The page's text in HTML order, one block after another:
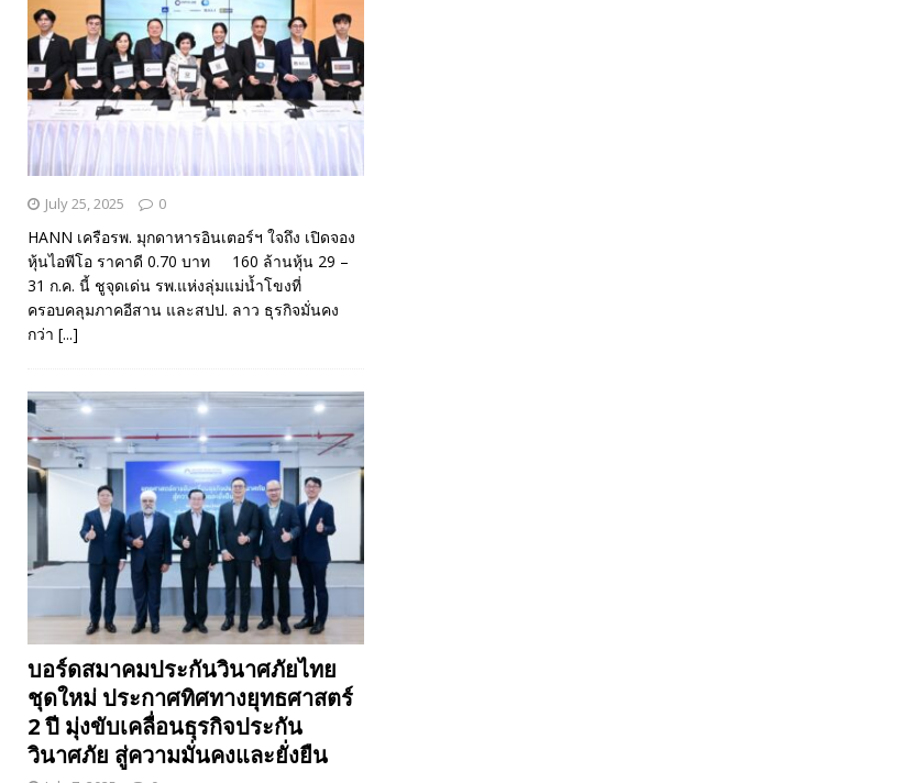
July 25, 2025 0
HANN เครือรพ. มุกดาหารอินเตอร์ฯ ใจถึง เปิดจอง
หุ้นไอพีโอ ราคาดี 0.70 บาท 160 ล้านหุ้น 29 –
31 ก.ค. นี้ ชูจุดเด่น รพ.แห่งลุ่มแม่น้ำโขงที่
ครอบคลุมภาคอีสาน และสปป. ลาว ธุรกิจมั่นคง
กว่า [...]
บอร์ดสมาคมประกันวินาศภัยไทย
ชุดใหม่ ประกาศทิศทางยุทธศาสตร์
2 ปี มุ่งขับเคลื่อนธุรกิจประกัน
วินาศภัย สู่ความมั่นคงและยั่งยืน